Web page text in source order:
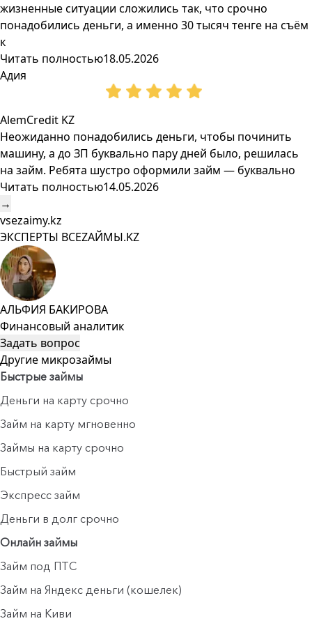
жизненные ситуации сложились так, что срочно
понадобились деньги, а именно 30 тысяч тенге на съём
к
Читать полностью18.05.2026
Адия
AlemCredit KZ
Неожиданно понадобились деньги, чтобы починить
машину, а до ЗП буквально пару дней было, решилась
на займ. Ребята шустро оформили займ — буквально
Читать полностью14.05.2026
→
vsezaimy.kz
ЭКСПЕРТЫ ВСЕZAЙМЫ.KZ
АЛЬФИЯ БАКИРОВА
Финансовый аналитик
Задать вопрос
Другие микрозаймы
Быстрые займы
Деньги на карту срочно
Займ на карту мгновенно
Займы на карту срочно
Быстрый займ
Экспресс займ
Деньги в долг срочно
Онлайн займы
Займ под ПТС
Займ на Яндекс деньги (кошелек)
Займ на Киви